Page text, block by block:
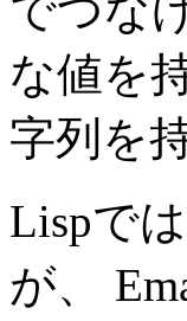
な値を
字列を
Lispで
が、